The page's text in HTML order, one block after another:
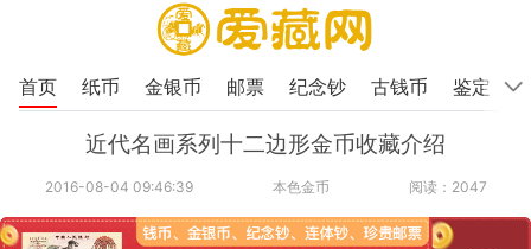
首页 纸币 金银币 邮票 纪念钞 古钱币 鉴定
近代名画系列十二边形金币收藏介绍
2016-08-04 09:46:39 本色金币 阅读：2047